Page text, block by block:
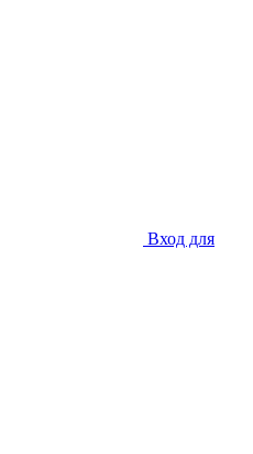
Вход для